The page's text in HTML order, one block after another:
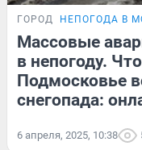
ГОРОД НЕПОГОДА В
Массовые
в непогоду.
Подмосковье
снегопада:
6 апреля, 2025, 10:38